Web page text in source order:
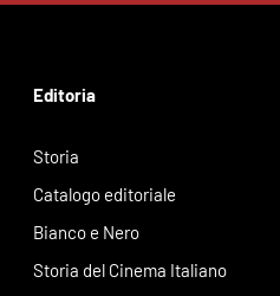
Editoria
Storia
Catalogo editoriale
Bianco e Nero
Storia del Cinema Italiano